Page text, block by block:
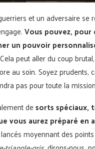
et un adversaire se
Vous pouvez, pour
un pouvoir
peut aller du coup
au soin. Soyez prudents,
pas pour toute la
desorts spéciaux,
vous aurez préparé en
moyennant des